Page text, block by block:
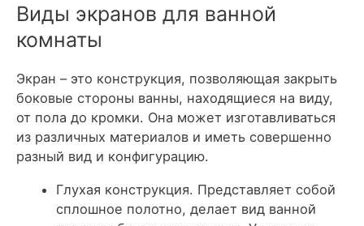
Виды экранов для ванной
комнаты
Экран – это конструкция, позволяющая закрыть
боковые стороны ванны, находящиеся на виду,
от пола до кромки. Она может изготавливаться
из различных материалов и иметь совершенно
разный вид и конфигурацию.
Глухая конструкция. Представляет собой
сплошное полотно, делает вид ванной